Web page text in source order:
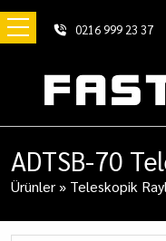
0216 999 23 37
ADTSB-70
Ürünler» Teleskopik